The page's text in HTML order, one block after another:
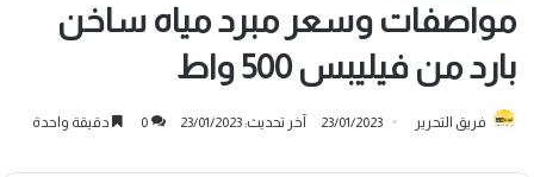
مواصفات وسعر مبرد مياه ساخن
بارد من فيليبس 500 واط
فريق التحرير 23/01/2023 آخر تحديث: 23/01/2023 0 دقيقة واحدة